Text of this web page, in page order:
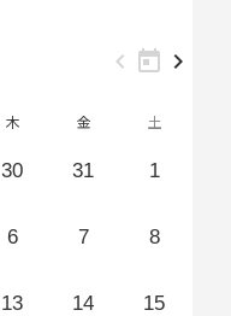
先
現
次
木 金 土
30 31 1
6 7 8
13 14 15